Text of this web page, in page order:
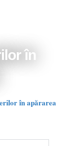
în
în apărarea